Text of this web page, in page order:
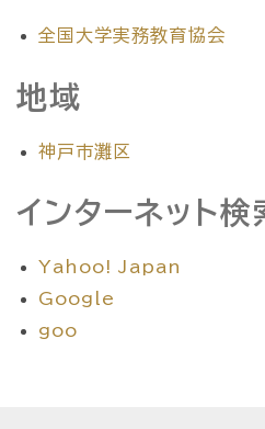
全国大学実務教育協会
地域
神戸市灘区
インターネット検
Yahoo! Japan
Google
goo